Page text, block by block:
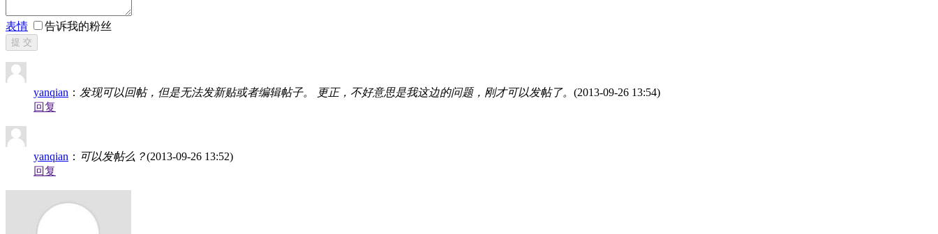
表情 告诉我的粉丝
提 交
yanqian ： 发现可以回帖，但是无法发新贴或者编辑帖子。 更正，不好意思是我这边的问题，刚才可以发帖了。 (2013-09-26 13:54)
回复
yanqian ： 可以发帖么？(2013-09-26 13:52)
回复